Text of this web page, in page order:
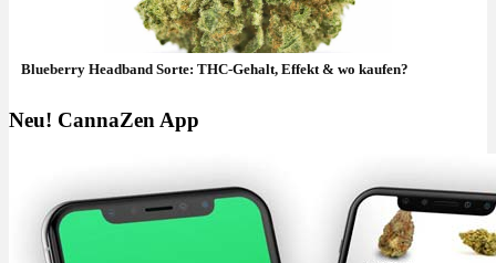
Blueberry Headband Sorte: THC-Gehalt, Effekt & wo kaufen?
Neu! CannaZen App